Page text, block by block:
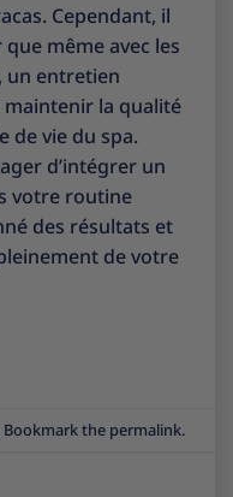
Cependant, il
même avec les
un entretien
la qualité
de vie du spa.
d’intégrer un
votre routine
des résultats et
de votre
Bookmark the permalink.